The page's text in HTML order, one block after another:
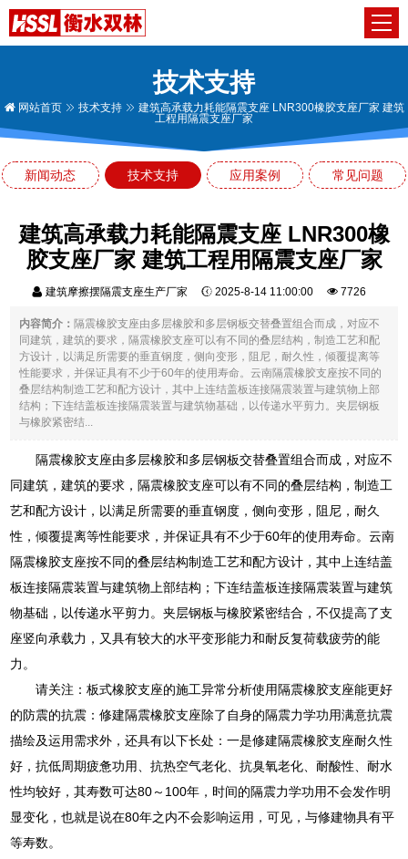
技术支持
网站首页 技术支持
建筑高承载力耗能隔震支座 LNR300橡胶支座厂家 建筑
工程用隔震支座厂家
新闻动态 技术支持 应用案例 常见问题
建筑高承载力耗能隔震支座 LNR300橡
胶支座厂家 建筑工程用隔震支座厂家
建筑摩擦摆隔震支座生产厂家 2025-8-14 11:00:00 7726
内容简介：隔震橡胶支座由多层橡胶和多层钢板交替叠置组合而成，对应不
同建筑，建筑的要求，隔震橡胶支座可以有不同的叠层结构，制造工艺和配
方设计，以满足所需要的垂直钢度，侧向变形，阻尼，耐久性，倾覆提离等
性能要求，并保证具有不少于60年的使用寿命。云南隔震橡胶支座按不同的
叠层结构制造工艺和配方设计，其中上连结盖板连接隔震装置与建筑物上部
结构；下连结盖板连接隔震装置与建筑物基础，以传递水平剪力。夹层钢板
与橡胶紧密结...
隔震橡胶支座由多层橡胶和多层钢板交替叠置组合而成，对应不
同建筑，建筑的要求，隔震橡胶支座可以有不同的叠层结构，制造工
艺和配方设计，以满足所需要的垂直钢度，侧向变形，阻尼，耐久
性，倾覆提离等性能要求，并保证具有不少于60年的使用寿命。云南
隔震橡胶支座按不同的叠层结构制造工艺和配方设计，其中上连结盖
板连接隔震装置与建筑物上部结构；下连结盖板连接隔震装置与建筑
物基础，以传递水平剪力。夹层钢板与橡胶紧密结合，不仅提高了支
座竖向承载力，又具有较大的水平变形能力和耐反复荷载疲劳的能
力。
请关注：板式橡胶支座的施工异常分析使用隔震橡胶支座能更好
的防震的抗震：修建隔震橡胶支座除了自身的隔震力学功用满意抗震
描绘及运用需求外，还具有以下长处：一是修建隔震橡胶支座耐久性
好，抗低周期疲惫功用、抗热空气老化、抗臭氧老化、耐酸性、耐水
性均较好，其寿数可达80～100年，时间的隔震力学功用不会发作明
显变化，也就是说在80年之内不会影响运用，可见，与修建物具有平
等寿数。